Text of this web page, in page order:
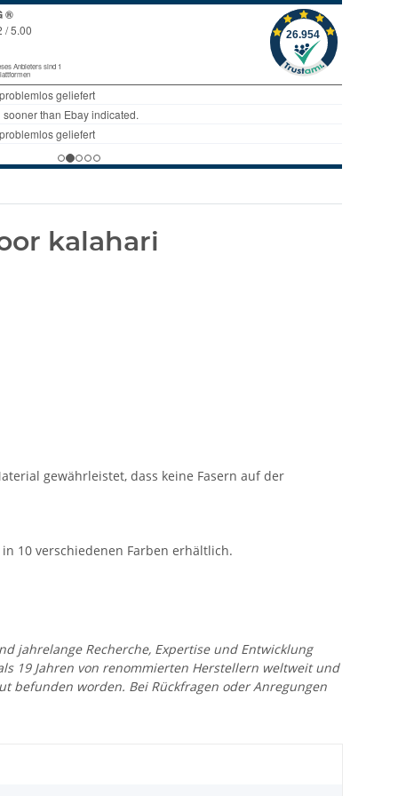
kalahari
gewährleistet, dass keine Fasern auf der
10 verschiedenen Farben erhältlich.
jahrelange Recherche, Expertise und Entwicklung
19 Jahren von renommierten Herstellern weltweit und
befunden worden. Bei Rückfragen oder Anregungen